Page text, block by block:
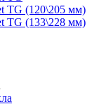
TG (120\205 мм)
TG (133\228 мм)